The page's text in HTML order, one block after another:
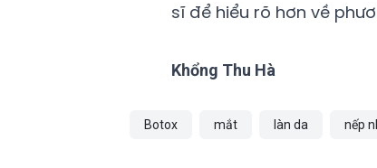
sĩ để hiểu rõ hơn về
Khổng Thu Hà
Botox mắt làn da nếp